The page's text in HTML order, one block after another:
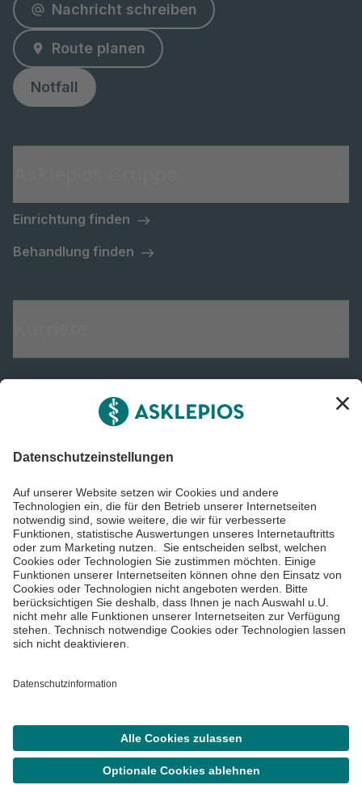
Nachricht schreiben
Route planen
Notfall
Einrichtung finden
Behandlung finden
Informiert bleiben
Impressum
Datenschutzinformationen
Barrierefreiheit
©Asklepios Kliniken GmbH & Co. KGaA 2026